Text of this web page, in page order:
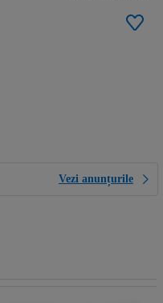
Vezi anunțurile